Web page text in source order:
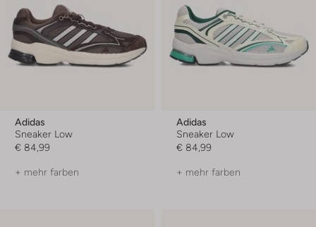
Adidas
Sneaker Low
€ 84,99
+ mehr farben
Adidas
Sneaker Low
€ 84,99
+ mehr farben